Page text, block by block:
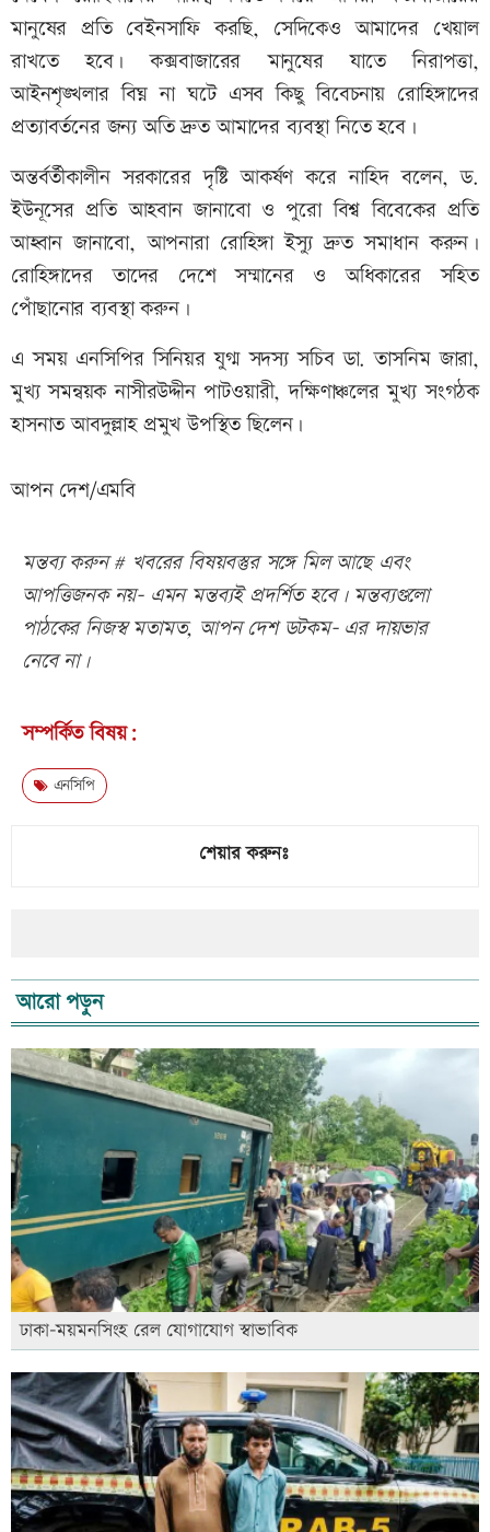
মানুষের প্রতি বেইনসাফি করছি, সেদিকেও আমাদের খেয়াল
রাখতে হবে। কক্সবাজারের মানুষের যাতে নিরাপত্তা,
আইনশৃঙ্খলার বিঘ্ন না ঘটে এসব কিছু বিবেচনায় রোহিঙ্গাদের
প্রত্যাবর্তনের জন্য অতি দ্রুত আমাদের ব্যবস্থা নিতে হবে।
অন্তর্বর্তীকালীন সরকারের দৃষ্টি আকর্ষণ করে নাহিদ বলেন, ড.
ইউনূসের প্রতি আহবান জানাবো ও পুরো বিশ্ব বিবেকের প্রতি
আহ্বান জানাবো, আপনারা রোহিঙ্গা ইস্যু দ্রুত সমাধান করুন।
রোহিঙ্গাদের তাদের দেশে সম্মানের ও অধিকারের সহিত
পোঁছানোর ব্যবস্থা করুন।
এ সময় এনসিপির সিনিয়র যুগ্ম সদস্য সচিব ডা. তাসনিম জারা,
মুখ্য সমন্বয়ক নাসীরউদ্দীন পাটওয়ারী, দক্ষিণাঞ্চলের মুখ্য সংগঠক
হাসনাত আবদুল্লাহ প্রমুখ উপস্থিত ছিলেন।
আপন দেশ/এমবি
মন্তব্য করুন # খবরের বিষয়বস্তুর সঙ্গে মিল আছে এবং
আপত্তিজনক নয়- এমন মন্তব্যই প্রদর্শিত হবে। মন্তব্যগুলো
পাঠকের নিজস্ব মতামত, আপন দেশ ডটকম- এর দায়ভার
নেবে না।
সম্পর্কিত বিষয়:
এনসিপি
শেয়ার করুনঃ
আরো পড়ুন
ঢাকা-ময়মনসিংহ রেল যোগাযোগ স্বাভাবিক